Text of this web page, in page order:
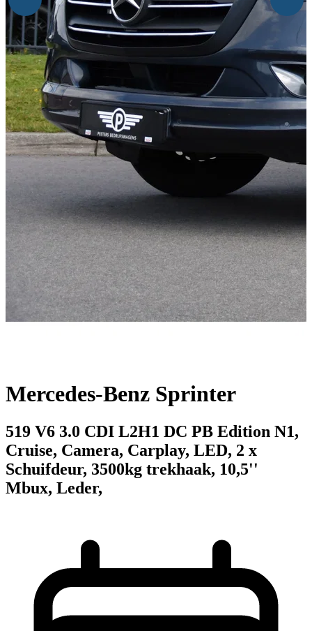
Mercedes-Benz Sprinter
519 V6 3.0 CDI L2H1 DC PB Edition N1,
Cruise, Camera, Carplay, LED, 2 x
Schuifdeur, 3500kg trekhaak, 10,5''
Mbux, Leder,